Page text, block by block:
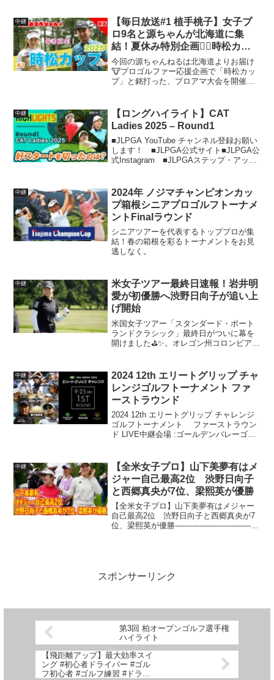
中継
【毎日放送#1 植手桃子】女子プ
ロ9名と源ちゃんが北海道に集
結！夏休み特別企画❤️‍🔥時松カッ
プ❤️‍🔥
今回の源ちゃんねるは北海道よりお届け
🐮プロゴルファー応援企画で「時松カッ
プ」と銘打った、プロアマ大会を開催し
アマチュアの皆さまと一緒に18ホールラ
ウンド！夏休み特別...
中継
【ロングハイライト】CAT
Ladies 2025 – Round1
■JLPGA YouTube チャンネル登録お願い
します！ ■JLPGA公式サイト■JLPGA公
式Instagram ■JLPGAステップ・アッ
中継
2024年 ノジマチャンピオンカッ
プ箱根シニアプロゴルフトーナメ
ントFinalラウンド
シニアツアーを代表するトッププロが集
結！春の箱根を彩るトーナメントをお見
逃しなく。
中継
米女子ツアー最終日速報！岩井明
愛が初優勝へ渋野日向子が追い上
げ開始
米国女子ツアー「スタンダード・ポート
ランドクラシック」最終日がついに幕を
開けました⛳✨。オレゴン州コロンビア・
大会には、日本のトッププレーヤーたち
が集結し、熱戦を繰り...
中継
2024 12th エリートグリップ チャ
レンジゴルフトーナメント ファ
ーストラウンド
2024 12th エリートグリップ チャレンジ
ゴルフトーナメント ファーストラウン
ド LIVE中継会場 :ゴールデンバレーゴル
い！2024年9月25
中継
【全米女子プロ】山下美夢有はメ
ジャー自己最高2位 渋野日向子
と西郷真央が7位、梁熙英が優勝
【全米女子プロ】山下美夢有はメジャー
自己最高2位 渋野日向子と西郷真央が7
位、梁熙英が優勝----------------------------------
スポンサーリンク
第3回 柏オープンゴルフ選手権
ハイライト
【飛距離アップ】最大効率スイ
ング #初心者ドライバー #ゴル
フ初心者 #ゴルフ練習 #ドライ